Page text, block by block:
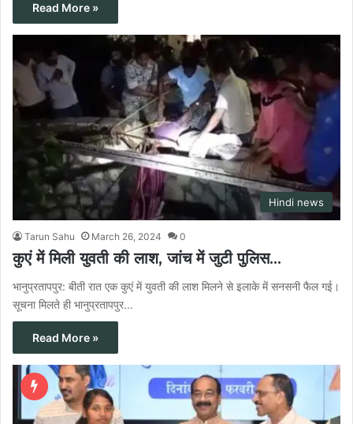
Read More »
Hindi news
Tarun Sahu March 26, 2024 0
कुएं में मिली युवती की लाश, जांच में जुटी पुलिस…
भानुप्रतापपुर: बीती रात एक कुएं में युवती की लाश मिलने से इलाके में सनसनी फैल गई।
सूचना मिलते ही भानुप्रतापपुर…
Read More »